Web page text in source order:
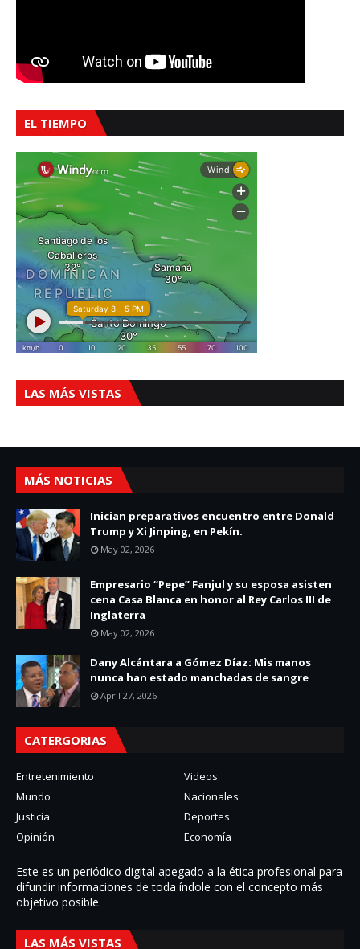
EL TIEMPO
LAS MÁS VISTAS
MÁS NOTICIAS
Inician preparativos encuentro entre Donald
Trump y Xi Jinping, en Pekín.
May 02, 2026
Empresario “Pepe” Fanjul y su esposa asisten
cena Casa Blanca en honor al Rey Carlos III de
Inglaterra
May 02, 2026
Dany Alcántara a Gómez Díaz: Mis manos
nunca han estado manchadas de sangre
April 27, 2026
CATERGORIAS
Entretenimiento
Videos
Mundo
Nacionales
Justicia
Deportes
Opinión
Economía
Este es un periódico digital apegado a la ética profesional para
difundir informaciones de toda í­ndole con el concepto más
objetivo posible.
LAS MÁS VISTAS